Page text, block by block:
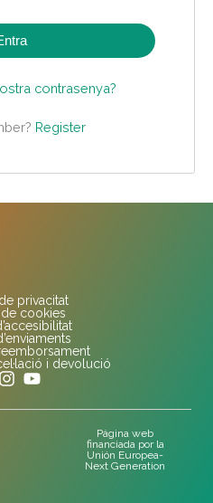
contrasenya?
Register
privacitat
cookies
i devolució
Página web
financiada por la
Unión Europea-
Next Generation